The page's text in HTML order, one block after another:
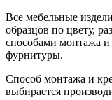
Все мебельные
образцов по цвету,
способами монтажа
фурнитуры.
Способ монтажа и
выбирается